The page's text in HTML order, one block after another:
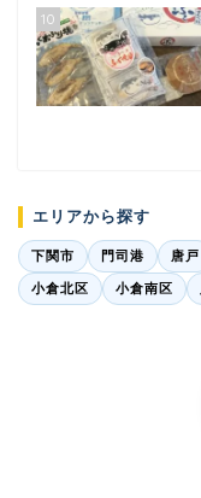
10
エリアから探す
下関市 門司港 唐戸
小倉北区 小倉南区